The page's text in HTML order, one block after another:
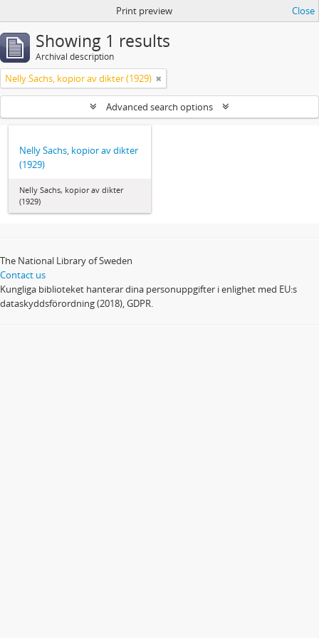
Print preview Close
Showing 1 results
Archival description
Nelly Sachs, kopior av dikter (1929)
Advanced search options
Nelly Sachs, kopior av dikter
(1929)
Nelly Sachs, kopior av dikter
(1929)
The National Library of Sweden
Contact us
Kungliga biblioteket hanterar dina personuppgifter i enlighet med EU:s
dataskyddsförordning (2018), GDPR.